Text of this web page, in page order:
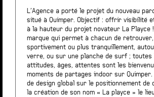
L’Agence a porté le projet du nouveau
situé à Quimper. Objectif : offrir visibilité
à la hauteur du projet novateur La Playce
marque qui permet à chacun de retrouver,
sportivement ou plus tranquillement,
verre, ou sur une planche de surf ; toutes
attitudes, âges, attentes sont les
moments de partages indoor sur Quimper.
de design global sur le positionnement de
la création de son nom « La playce » le